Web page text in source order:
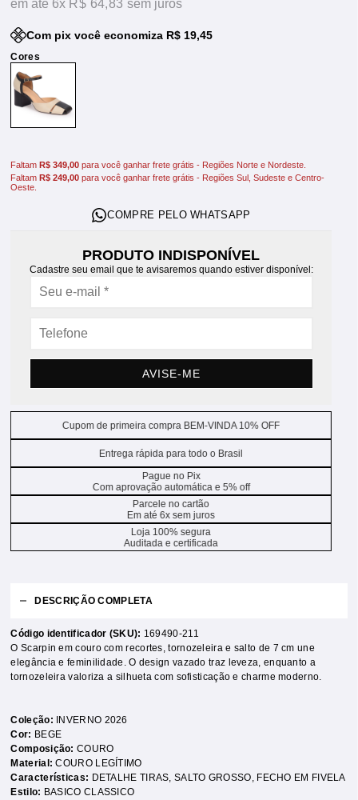
6x R$ 64,83sem juros
Com pix você economiza R$ 19,45
FaltamR$ 349,00 para você ganhar frete grátis - Regiões Norte e Nordeste.
FaltamR$ 249,00 para você ganhar frete grátis - Regiões Sul, Sudeste e Centro-
Oeste.
PRODUTO INDISPONÍVEL
Cadastre seu email que te avisaremos quando estiver disponível:
AVISE-ME
Cupom de primeira compra BEM-VINDA 10% OFF
Entrega rápida para todo o Brasil
Pague no Pix
Com aprovação automática e 5% off
Parcele no cartão
Em até 6x sem juros
Loja 100% segura
Auditada e certificada
DESCRIÇÃO COMPLETA
Código identificador (SKU): 169490-211
O Scarpin em couro com recortes, tornozeleira e salto de 7 cm une
elegância e feminilidade. O design vazado traz leveza, enquanto a
tornozeleira valoriza a silhueta com sofisticação e charme moderno.
Coleção:
INVERNO 2026
Cor: BEGE
Composição:COURO
Material:COURO LEGÍTIMO
Características: DETALHE TIRAS,SALTO GROSSO, FECHO EM FIVELA
Estilo: BASICO CLASSICO